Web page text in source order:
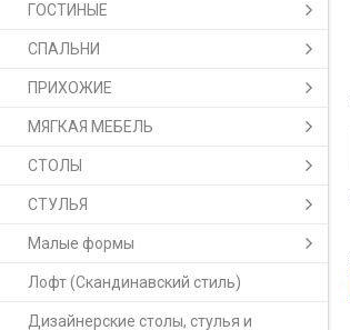
ГОСТИНЫЕ
СПАЛЬНИ
ПРИХОЖИЕ
МЯГКАЯ МЕБЕЛЬ
СТОЛЫ
СТУЛЬЯ
Малые формы
Лофт (Скандинавский стиль)
Дизайнерские столы, стулья и